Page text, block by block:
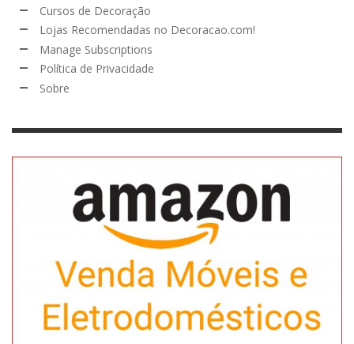
Cursos de Decoração
Lojas Recomendadas no Decoracao.com!
Manage Subscriptions
Política de Privacidade
Sobre